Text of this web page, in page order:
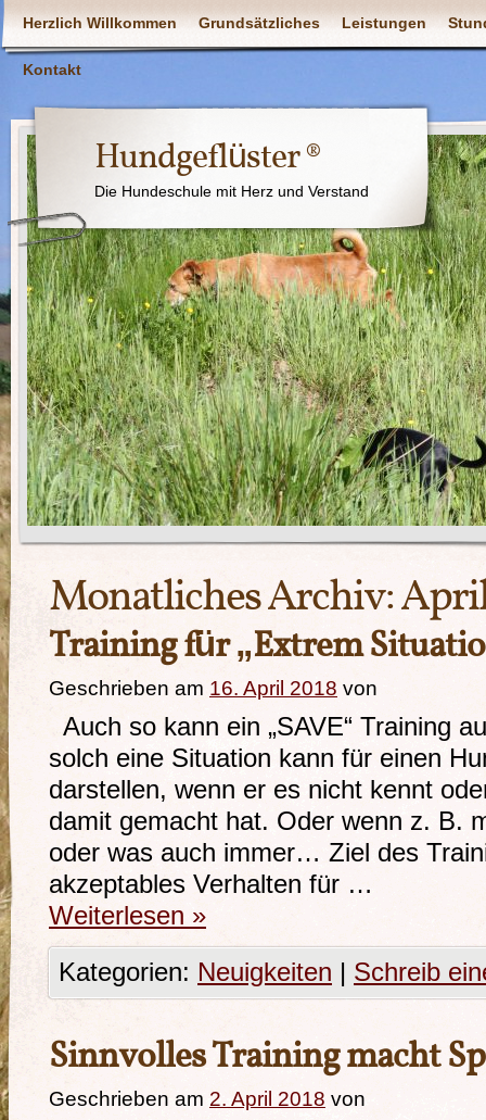
Herzlich Willkommen Grundsätzliches Leistungen
Kontakt
Hundgeflüster ®
Die Hundeschule mit Herz und Verstand
Monatliches Archiv:
Training für „Extrem
Geschrieben am 16. April 2018 von
Auch so kann ein „SAVE“ Training
solch eine Situation kann für einen
darstellen, wenn er es nicht kennt
damit gemacht hat. Oder wenn z. B.
oder was auch immer… Ziel des
akzeptables Verhalten für …
Weiterlesen »
Kategorien: Neuigkeiten | Schreib
Sinnvolles Training macht
Geschrieben am 2. April 2018 von